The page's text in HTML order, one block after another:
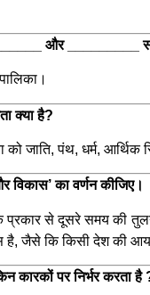
और _________
क्या है?
को जाति, पंथ, धर्म,
विकास’ का वर्णन कीजिए।
से दूसरे समय की
है, जैसे कि किसी देश की आय
कारकों पर निर्भर करता है